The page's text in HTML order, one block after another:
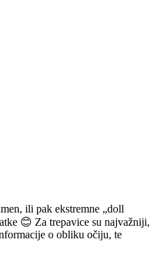
ili pak ekstremne „doll
😊 Za trepavice su najvažniji,
o obliku očiju, te